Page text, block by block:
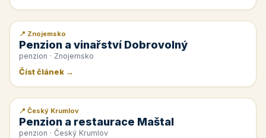
📰 PR článek
📍 Znojemsko
Penzion a vinařství Dobrovolný
penzion · Znojemsko
Číst článek →
📰 PR článek
📍 Český Krumlov
Penzion a restaurace Maštal
penzion · Český Krumlov